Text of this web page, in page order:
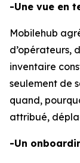
-Une vue en
Mobilehub
d’opérateurs,
inventaire
seulement de
quand,
attribué,
-Un